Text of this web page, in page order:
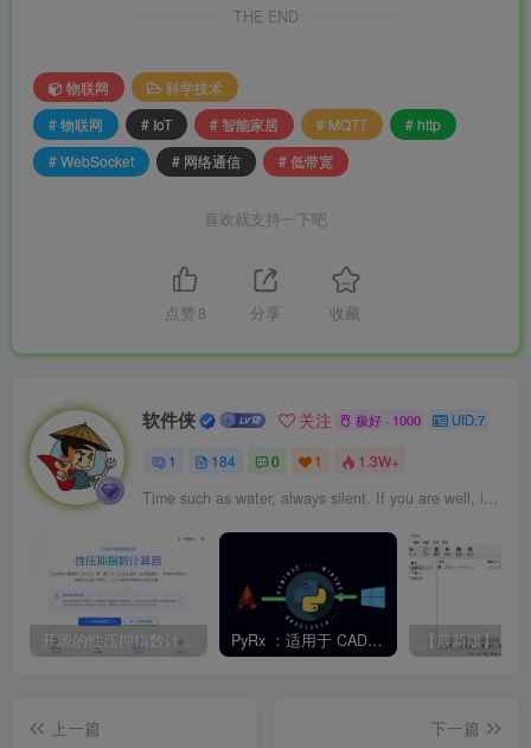
THE END
物联网
科学技术
# 物联网
# IoT # 智能家居 # MQTT
# http
# WebSocket
# 网络通信 # 低带宽
喜欢就支持一下吧
点赞 8 分享 收藏
软件侠 关注 极好 · 1000 UID:7
1 184 0 1 1.3W+
Time such as water, always silent. If you are well, it is sunny.
开源的性压抑指数计算器，旨在帮助用户科学地了解自己的性心理特征，促进性健康和亲密关系的发展。 PyRx ：适用于 CAD 二次开发的 Python
上一篇
下一篇